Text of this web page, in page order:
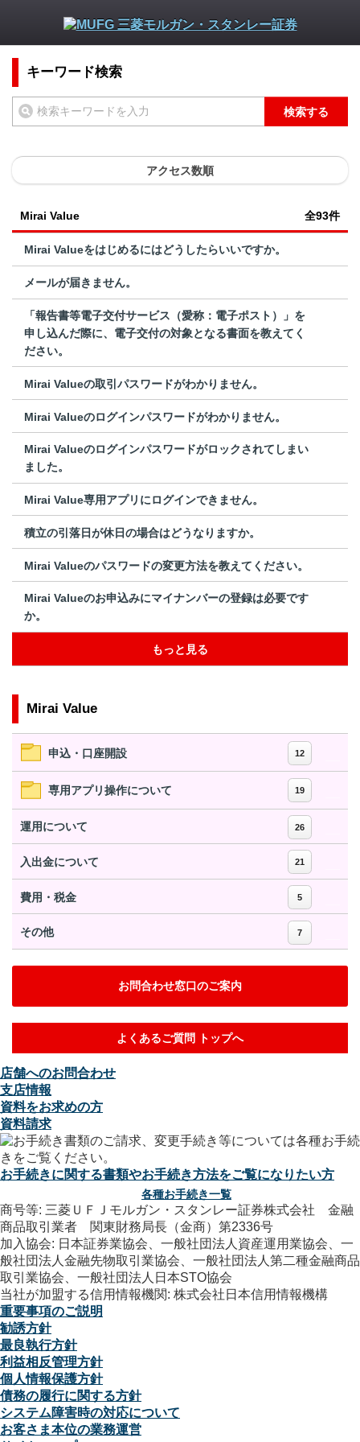
キーワード検索
検索する
アクセス数順
Mirai Value 全93件
Mirai Valueをはじめるにはどうしたらいいですか。
メールが届きません。
「報告書等電子交付サービス（愛称：電子ポスト）」を
申し込んだ際に、電子交付の対象となる書面を教えてく
ださい。
Mirai Valueの取引パスワードがわかりません。
Mirai Valueのログインパスワードがわかりません。
Mirai Valueのログインパスワードがロックされてしまい
ました。
Mirai Value専用アプリにログインできません。
積立の引落日が休日の場合はどうなりますか。
Mirai Valueのパスワードの変更方法を教えてください。
Mirai Valueのお申込みにマイナンバーの登録は必要です
か。
もっと見る
Mirai Value
申込・口座開設 12
専用アプリ操作について 19
運用について 26
入出金について 21
費用・税金 5
その他 7
お問合わせ窓口のご案内
よくあるご質問 トップへ
店舗へのお問合わせ
支店情報
資料をお求めの方
資料請求
お手続きに関する書類やお手続き方法をご覧になりたい方
各種お手続き一覧
商号等: 三菱ＵＦＪモルガン・スタンレー証券株式会社 金融
商品取引業者 関東財務局長（金商）第2336号
加入協会: 日本証券業協会、一般社団法人資産運用業協会、一
般社団法人金融先物取引業協会、一般社団法人第二種金融商品
取引業協会、一般社団法人日本STO協会
当社が加盟する信用情報機関: 株式会社日本信用情報機構
重要事項のご説明
勧誘方針
最良執行方針
利益相反管理方針
個人情報保護方針
債務の履行に関する方針
システム障害時の対応について
お客さま本位の業務運営